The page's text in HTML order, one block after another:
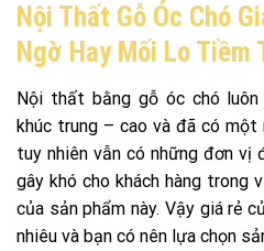
Nội Thất Gỗ Óc Chó
Ngờ Hay Mối Lo Tiềm
Nội thất bằng gỗ óc chó
khúc trung – cao và đã có
tuy nhiên vẫn có những đơn vị
gây khó cho khách hàng trong
của sản phẩm này. Vậy giá rẻ
nhiêu và bạn có nên lựa chọn